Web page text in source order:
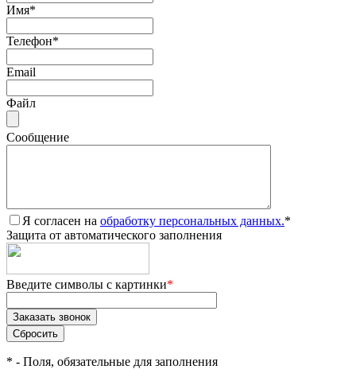
Имя*
Телефон*
Email
Файл
Сообщение
Я согласен на обработку персональных данных.*
Защита от автоматического заполнения
Введите символы с картинки*
* - Поля, обязательные для заполнения